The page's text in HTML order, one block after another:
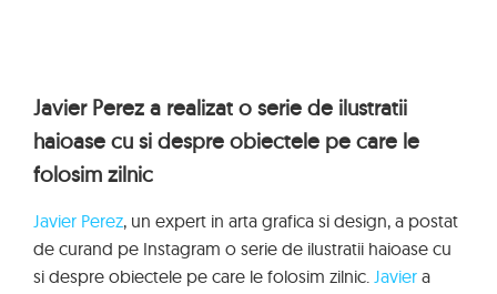
Javier Perez a realizat o serie de ilustratii
haioase cu si despre obiectele pe care le
folosim zilnic
Javier Perez, un expert in arta grafica si design, a postat
de curand pe Instagram o serie de ilustratii haioase cu
si despre obiectele pe care le folosim zilnic. Javier a